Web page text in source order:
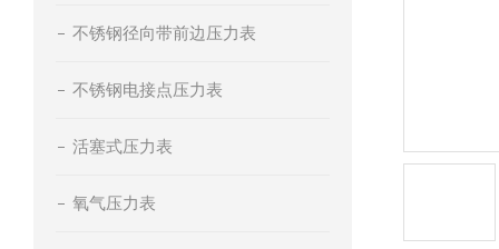
不锈钢径向带前边压力表
不锈钢电接点压力表
活塞式压力表
氧气压力表